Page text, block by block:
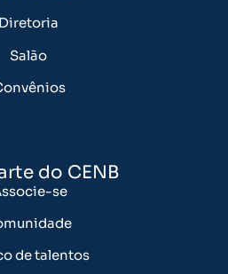
Diretoria
Salão
do CENB
se
de talentos